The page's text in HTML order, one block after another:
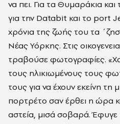
να πει. Για τα Θυμαράκια
για την Databit και το port
χρόνια της ζωής του τα
Νέας Υόρκης. Στις
τραβούσε φωτογραφίες.
τους ηλικιωμένους τους
τους για να έχουν εκείνη
πορτρέτο σαν έρθει η ώρα
αστεία, μισά σοβαρά.